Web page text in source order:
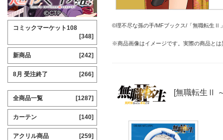
©理不尽な孫の手/MFブックス/「無職転生Ⅱ
※商品画像はイメージです。実際の商品と
[無職転生Ⅱ
コミックマーケット108
[348]
新商品 [242]
8月 受注終了 [266]
全商品一覧 [1287]
カーテン [140]
アクリル商品 [259]